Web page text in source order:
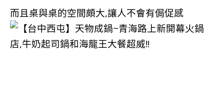
而且桌與桌的空間頗大,讓人不會有侷促感